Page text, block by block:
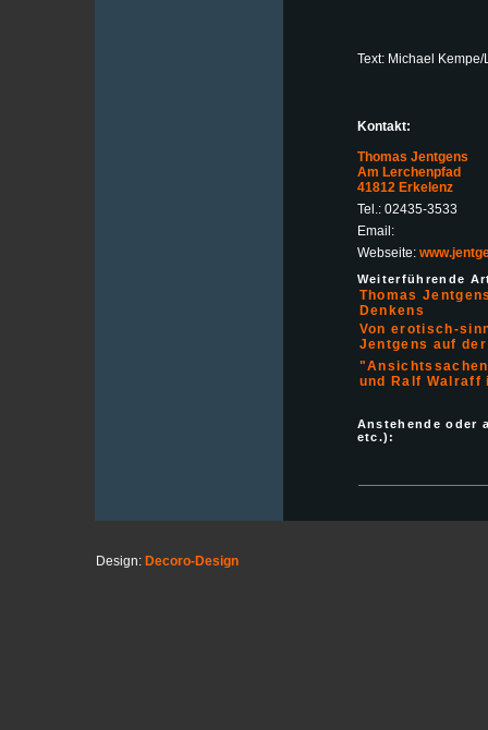
Text: Michael
Kontakt:
Thomas Jentgens
Am Lerchenpfad
41812 Erkelenz
Tel.: 02435-3533
Email:
Webseite:
Weiterführende
Thomas
Denkens
Von erotisch-
Jentgens auf
und Ralf Walraff
Anstehende
etc.):
Design: Decoro-Design